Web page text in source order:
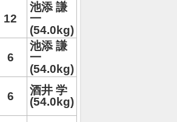
12
池添 謙
一
(54.0kg)
6
池添 謙
一
(54.0kg)
6
酒井 学
(54.0kg)